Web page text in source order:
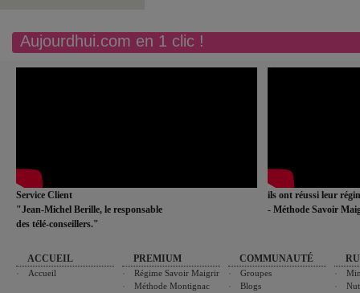
Aujourdhui.com en 1 clic !
Service Client
"Jean-Michel Berille, le responsable
des télé-conseillers."
ils ont réussi leur
- Méthode Savoir
ACCUEIL
Accueil
PREMIUM
Régime Savoir Maigrir
Méthode Montignac
COMMUNAUTÉ
Groupes
Blogs